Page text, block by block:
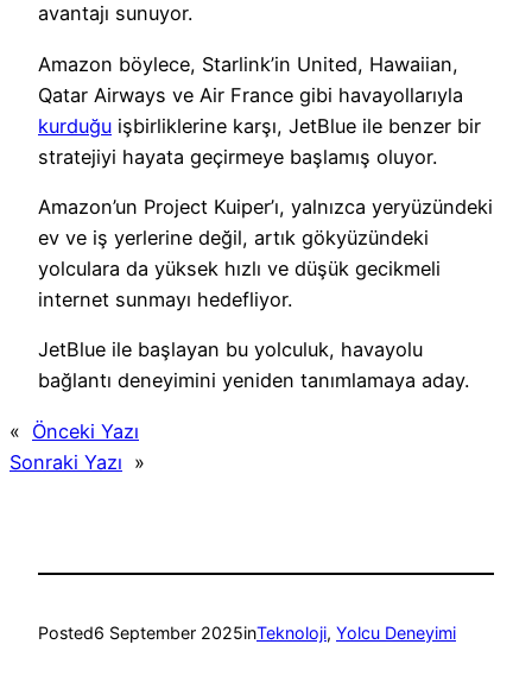
avantajı sunuyor.
Amazon böylece, Starlink’in United, Hawaiian,
Qatar Airways ve Air France gibi havayollarıyla
kurduğu işbirliklerine karşı, JetBlue ile benzer bir
stratejiyi hayata geçirmeye başlamış oluyor.
Amazon’un Project Kuiper’ı, yalnızca yeryüzündeki
ev ve iş yerlerine değil, artık gökyüzündeki
yolculara da yüksek hızlı ve düşük gecikmeli
internet sunmayı hedefliyor.
JetBlue ile başlayan bu yolculuk, havayolu
bağlantı deneyimini yeniden tanımlamaya aday.
« Önceki Yazı
Sonraki Yazı »
Posted6 September 2025inTeknoloji, Yolcu Deneyimi